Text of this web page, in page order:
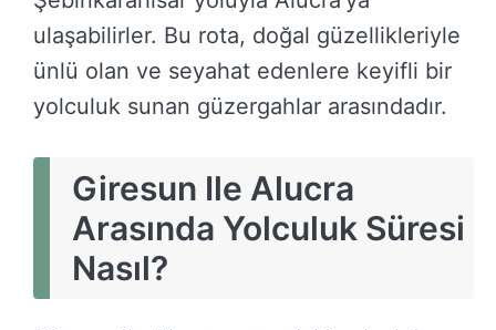
ulaşabilirler. Bu rota, doğal güzellikleriyle
ünlü olan ve seyahat edenlere keyifli bir
yolculuk sunan güzergahlar arasındadır.
Giresun Ile Alucra
Arasında Yolculuk Süresi
Nasıl?